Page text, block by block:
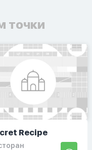
точки
Recipe